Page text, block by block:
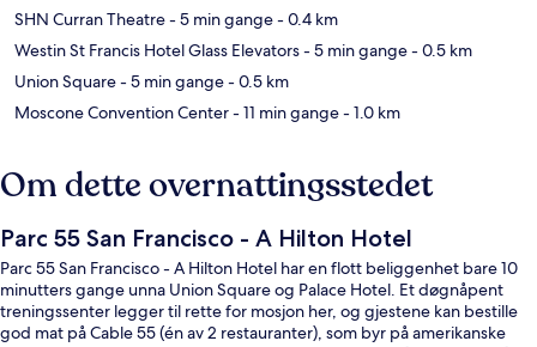
SHN Curran Theatre- 5 min gange- 0.4 km
Westin St Francis Hotel Glass Elevators- 5 min gange- 0.5 km
Union Square- 5 min gange- 0.5 km
Moscone Convention Center- 11 min gange- 1.0 km
Om dette overnattingsstedet
Parc 55 San Francisco - A Hilton Hotel
Parc 55 San Francisco - A Hilton Hotel har en flott beliggenhet bare 10
minutters gange unna Union Square og Palace Hotel. Et døgnåpent
treningssenter legger til rette for mosjon her, og gjestene kan bestille
god mat på Cable 55 (én av 2 restauranter), som byr på amerikanske